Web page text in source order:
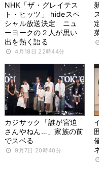
NHK「ザ・グレイテス
ト・ヒッツ」 hideスペ
シャル放送決定 ニュ
ーヨークの２人が思い
出を熱く語る
4月18日 22時44分
カジサック「誰が宮迫
さんやねん…」家族の前
でスベる
9月7日 20時40分